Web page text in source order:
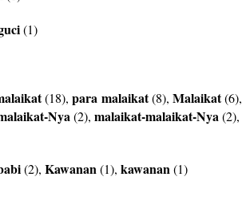
(1)
(18), para malaikat(8), Malaikat(6),
Nya(2), malaikat-malaikat-Nya(2),
(2), Kawanan(1), kawanan(1)